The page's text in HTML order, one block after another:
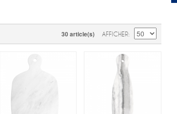
30 article(s) AFFICHER